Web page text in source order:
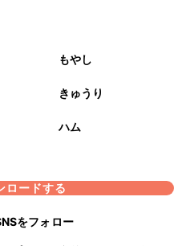
もやし
きゅうり
ハム
ロードする
をフォロー